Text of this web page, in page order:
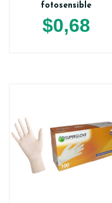
fotosensible
$0,68